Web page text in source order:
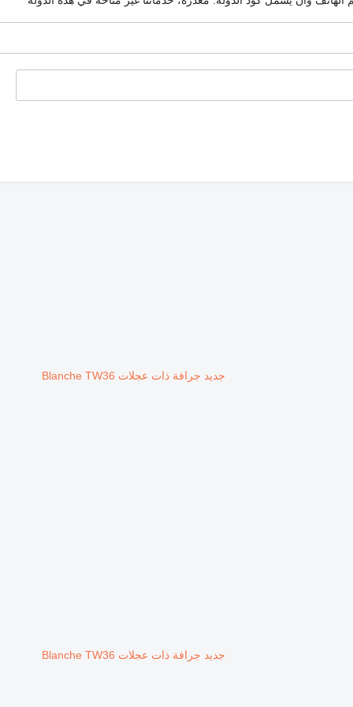
جديد جرافة ذات عجلات Blanche TW36
جديد جرافة ذات عجلات Blanche TW36